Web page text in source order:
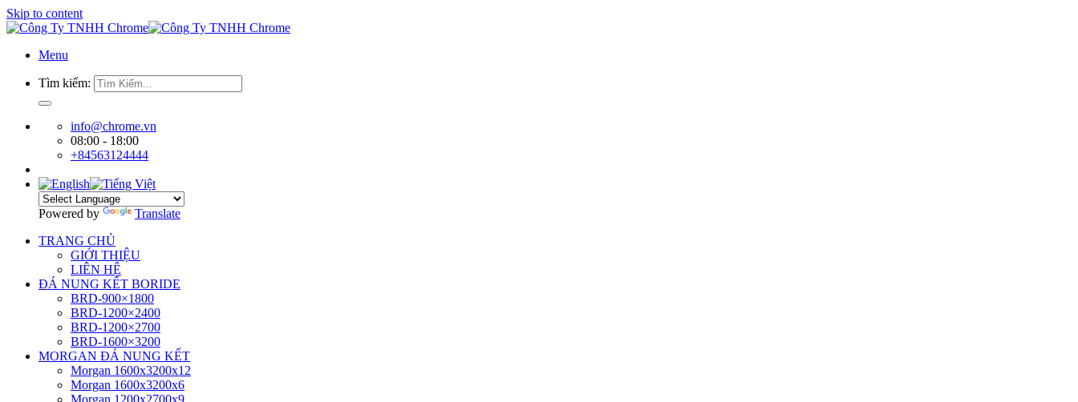
Skip to content
Menu
Tìm kiếm:
info@chrome.vn
08:00 - 18:00
+84563124444
Powered by
Translate
TRANG CHỦ
GIỚI THIỆU
LIÊN HỆ
ĐÁ NUNG KẾT BORIDE
BRD-900×1800
BRD-1200×2400
BRD-1200×2700
BRD-1600×3200
MORGAN ĐÁ NUNG KẾT
Morgan 1600x3200x12
Morgan 1600x3200x6
Morgan 1200x2700x9